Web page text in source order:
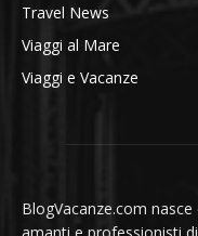
Travel News
Viaggi al Mare
Viaggi e Vacanze
BlogVacanze.com
amanti e professionisti